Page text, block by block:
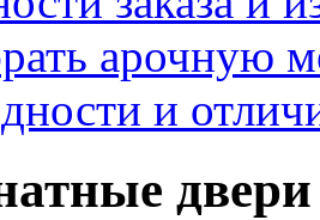
арочную
и
двери